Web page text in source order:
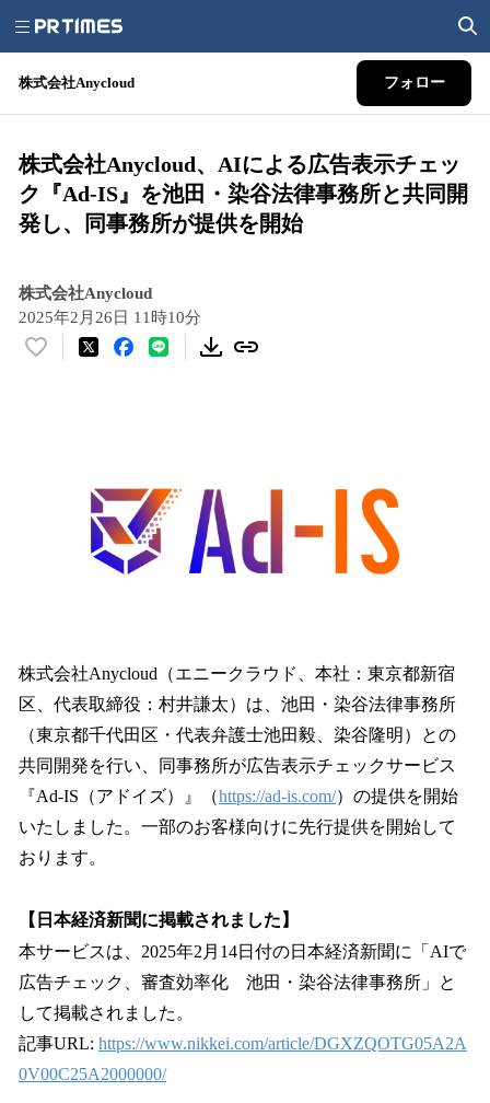
株式会社Anycloud フォロー
株式会社Anycloud、AIによる広告表示チェッ
ク『Ad-IS』を池田・染谷法律事務所と共同開
発し、同事務所が提供を開始
株式会社Anycloud
2025年2月26日 11時10分
い
株式会社Anycloud（エニークラウド、本社：東京都新宿
区、代表取締役：村井謙太）は、池田・染谷法律事務所
（東京都千代田区・代表弁護士池田毅、染谷隆明）との
共同開発を行い、同事務所が広告表示チェックサービス
『Ad-IS（アドイズ）』（https://ad-is.com/）の提供を開始
いたしました。一部のお客様向けに先行提供を開始して
おります。
【日本経済新聞に掲載されました】
本サービスは、2025年2月14日付の日本経済新聞に「AIで
広告チェック、審査効率化 池田・染谷法律事務所」と
して掲載されました。
記事URL: https://www.nikkei.com/article/DGXZQOTG05A2A
0V00C25A2000000/